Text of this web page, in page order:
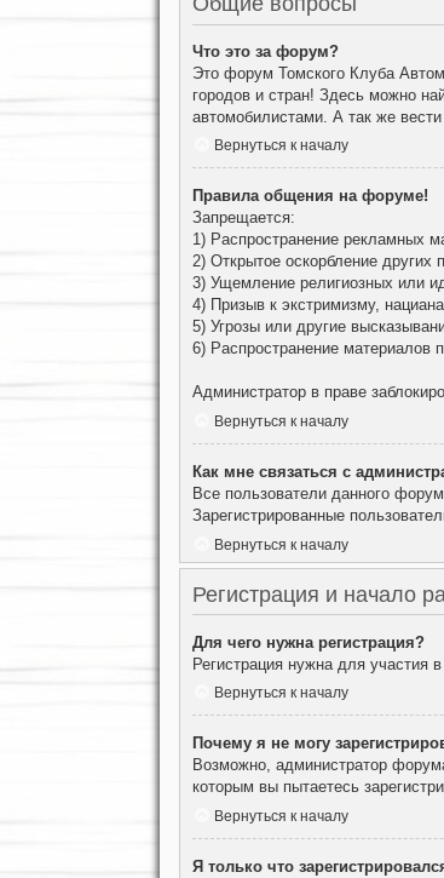
Что это за форум?
Это форум Томского Клуба
городов и стран! Здесь можно
автомобилистами. А так же
Вернуться к началу
Правила общения на форуме!
Запрещается:
1) Распространение рекламных
2) Открытое оскорбление других
3) Ущемление религиозных или
4) Призыв к экстримизму,
5) Угрозы или другие
6) Распространение материалов
Администратор в праве
Вернуться к началу
Как мне связаться с
Все пользователи данного
Зарегистрированные
Вернуться к началу
Регистрация и начало
Для чего нужна регистрация?
Регистрация нужна для участия
Вернуться к началу
Почему я не могу
Возможно, администратор
которым вы пытаетесь
Вернуться к началу
Я только что